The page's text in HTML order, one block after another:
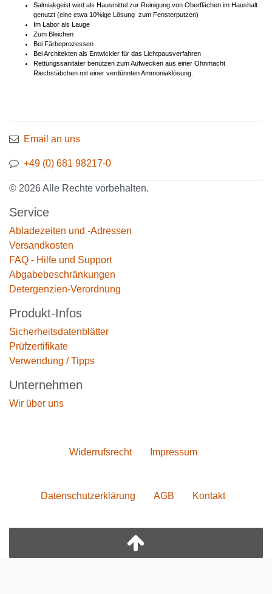
Salmiakgeist wird als Hausmittel zur Reinigung von Oberflächen im Haushalt
genutzt (eine etwa 10%ige Lösung zum Fensterputzen)
Im Labor als Lauge
Zum Bleichen
Bei Färbeprozessen
Bei Architekten als Entwickler für das Lichtpausverfahren
Rettungssanitäter benützen zum Aufwecken aus einer Ohnmacht
Riechstäbchen mit einer verdünnten Ammoniaklösung.
Email an uns
+49 (0) 681 98217-0
© 2026 Alle Rechte vorbehalten.
Service
Abladezeiten und -Adressen
Versandkosten
FAQ - Hilfe und Support
Abgabebeschränkungen
Detergenzien-Verordnung
Produkt-Infos
Sicherheitsdatenblätter
Prüfzertifikate
Verwendung / Tipps
Unternehmen
Wir über uns
Widerrufs­recht Impressum
Daten­schutz­erklärung AGB Kontakt